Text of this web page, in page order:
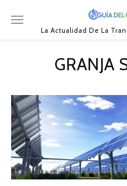
La Actualidad De La
GRANJA